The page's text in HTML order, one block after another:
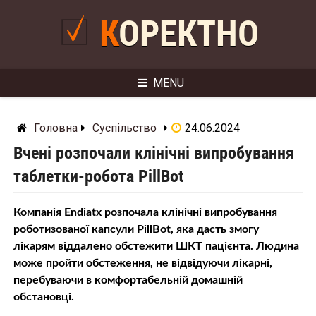
КОРЕКТНО
MENU
Головна Суспільство 24.06.2024
Вчені розпочали клінічні випробування
таблетки-робота PillBot
Компанія Endiatx розпочала клінічні випробування
роботизованої капсули PillBot, яка дасть змогу
лікарям віддалено обстежити ШКТ пацієнта. Людина
може пройти обстеження, не відвідуючи лікарні,
перебуваючи в комфортабельній домашній
обстановці.